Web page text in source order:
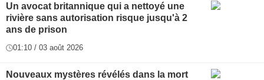
Un avocat britannique qui a nettoyé une
rivière sans autorisation risque jusqu'à 2
ans de prison
01:10 / 03 août 2026
Nouveaux mystères révélés dans la mort